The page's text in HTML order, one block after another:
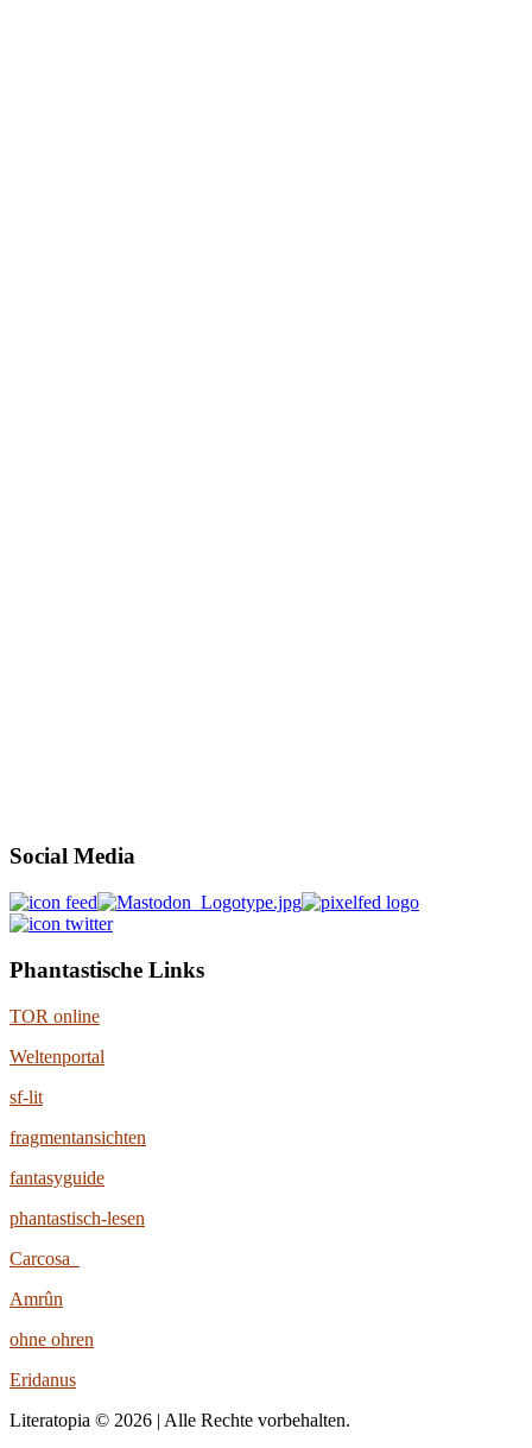
Social Media
Phantastische Links
TOR online
Weltenportal
sf-lit
fragmentansichten
fantasyguide
phantastisch-lesen
Carcosa
Amrûn
ohne ohren
Eridanus
Literatopia © 2026 | Alle Rechte vorbehalten.